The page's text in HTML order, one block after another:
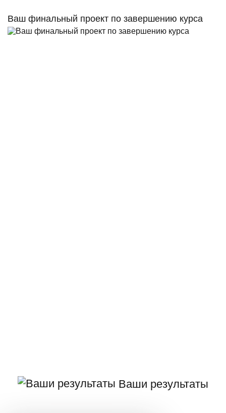
Ваш финальный проект по завершению курса
Ваши результаты